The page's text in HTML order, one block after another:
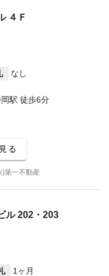
４Ｆ
なし
駅 徒歩6分
る
第一不動産
ル 202・203
1ヶ月